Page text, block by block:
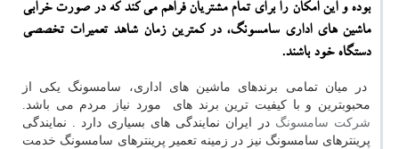
بوده و این امكان را برای تمام مشتریان فراهم می كند كه در صورت خرابی
ماشین های اداری سامسونگ، در كمترین زمان شاهد تعمیرات تخصصی
دستگاه خود باشند.
در میان تمامی برندهای ماشین های اداری، سامسونگ یکی از
محبوبترین و با کیفیت ترین برند های مورد نیاز مردم می باشد.
شرکت سامسونگ در ایران نمایندگی های بسیاری دارد . نمایندگی
پرینترهای سامسونگ نیز در زمینه تعمیر پرینترهای سامسونگ خدمت